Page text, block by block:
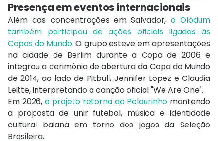
Presença em eventos internacionais
Além das concentrações em Salvador, o Olodum
também participou de ações oficiais ligadas às
Copas do Mundo. O grupo esteve em apresentações
na cidade de Berlim durante a Copa de 2006 e
integrou a cerimônia de abertura da Copa do Mundo
de 2014, ao lado de Pitbull, Jennifer Lopez e Claudia
Leitte, interpretando a canção oficial "We Are One".
Em 2026, o projeto retorna ao Pelourinho mantendo
a proposta de unir futebol, música e identidade
cultural baiana em torno dos jogos da Seleção
Brasileira.